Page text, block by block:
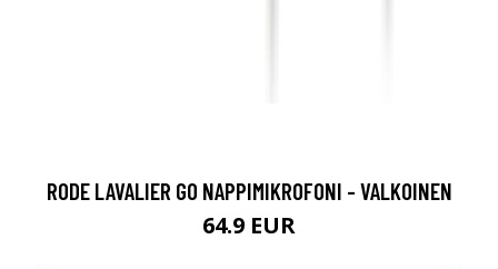
RODE LAVALIER GO NAPPIMIKROFONI - VALKOINEN
64.9 EUR